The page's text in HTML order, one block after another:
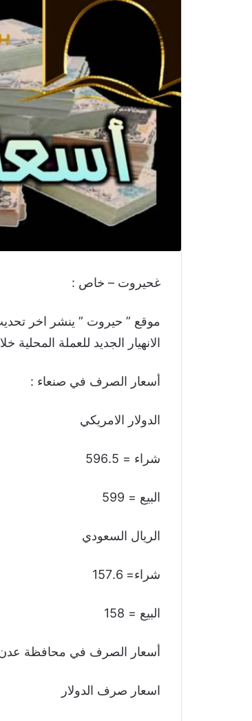
غحيروت – خاص :
موقع ” حيروت ” ينشر اخر
الانهيار الجديد للعملة
أسعار الصرف في صنعاء :
الدولار الامريكي
شراء = 596.5
البيع = 599
الريال السعودي
شراء= 157.6
البيع = 158
أسعار الصرف في محافظة
اسعار صرف الدولار